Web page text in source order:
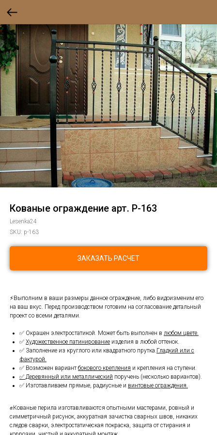
Кованые ограждение арт. P-163
Lesenka24
SKU: p-163
ЗАКАЗАТЬ РАСЧЕТ
⚡Выполним в ваши размеры данное ограждение, либо видоизменим его
на ваш вкус. Перед производством готовим на согласование детальный
проект со всеми деталями.
✅ Окрашен электростатикой. Может быть выполнен в любом цвете.
✅ Художественное патинирование изделия в любой оттенок.
✅ Заполнение из круглого или квадратного прутка.Гладкий или с
фактурой.
✅ Возможен вариантбокового крепления и крепления на ступени.
✅ Деревянный или металлический поручень (несколько вариантов).
✅ Изготавливаем прямые, радиусные и винтовые ограждения.
✊Кованые перила изготавливаются опытными мастерами, ровный и
симметричный рисунок, аккуратная зачистка сварных швов, никаких
следов сварки, электростатическая покраска, защита от стирания и